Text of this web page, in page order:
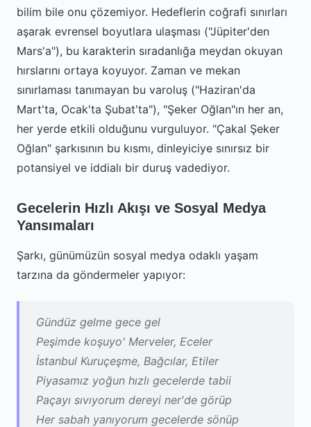
bilim bile onu çözemiyor. Hedeflerin coğrafi sınırları
aşarak evrensel boyutlara ulaşması ("Jüpiter'den
Mars'a"), bu karakterin sıradanlığa meydan okuyan
hırslarını ortaya koyuyor. Zaman ve mekan
sınırlaması tanımayan bu varoluş ("Haziran'da
Mart'ta, Ocak'ta Şubat'ta"), "Şeker Oğlan"ın her an,
her yerde etkili olduğunu vurguluyor. "Çakal Şeker
Oğlan" şarkısının bu kısmı, dinleyiciye sınırsız bir
potansiyel ve iddialı bir duruş vadediyor.
Gecelerin Hızlı Akışı ve Sosyal Medya
Yansımaları
Şarkı, günümüzün sosyal medya odaklı yaşam
tarzına da göndermeler yapıyor:
Gündüz gelme gece gel
Peşimde koşuyo' Merveler, Eceler
İstanbul Kuruçeşme, Bağcılar, Etiler
Piyasamız yoğun hızlı gecelerde tabii
Paçayı sıvıyorum dereyi ner'de görüp
Her sabah yanıyorum gecelerde sönüp